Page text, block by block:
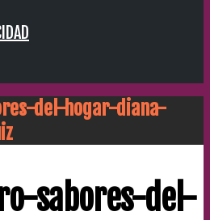
del-hogar-diana-
sabores-del-